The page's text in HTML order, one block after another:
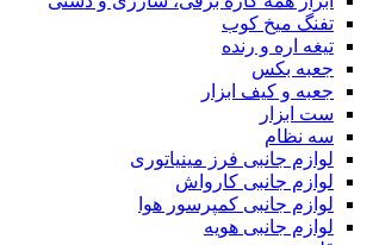
تفنگ میخ کوب
تیغه اره و رنده
جعبه بکس
جعبه و کیف ابزار
ست ابزار
سه نظام
لوازم جانبی فرز مینیاتوری
لوازم جانبی کارواش
لوازم جانبی کمپرسور هوا
لوازم جانبی هویه